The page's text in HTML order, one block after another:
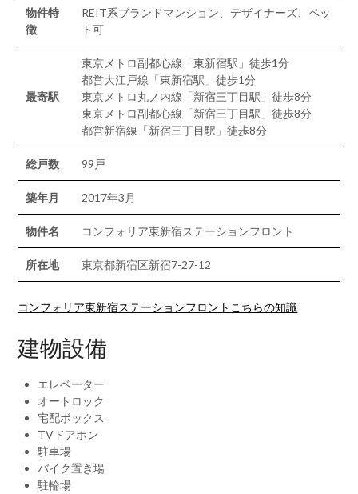
物件特
徴
REIT系ブランドマンション、デザイナーズ、ペッ
ト可
最寄駅
東京メトロ副都心線「東新宿駅」徒歩1分
都営大江戸線「東新宿駅」徒歩1分
東京メトロ丸ノ内線「新宿三丁目駅」徒歩8分
東京メトロ副都心線「新宿三丁目駅」徒歩8分
都営新宿線「新宿三丁目駅」徒歩8分
総戸数 99戸
築年月 2017年3月
物件名 コンフォリア東新宿ステーションフロント
所在地 東京都新宿区新宿7-27-12
コンフォリア東新宿ステーションフロントこちらの知識
建物設備
エレベーター
オートロック
宅配ボックス
TVドアホン
駐車場
バイク置き場
駐輪場